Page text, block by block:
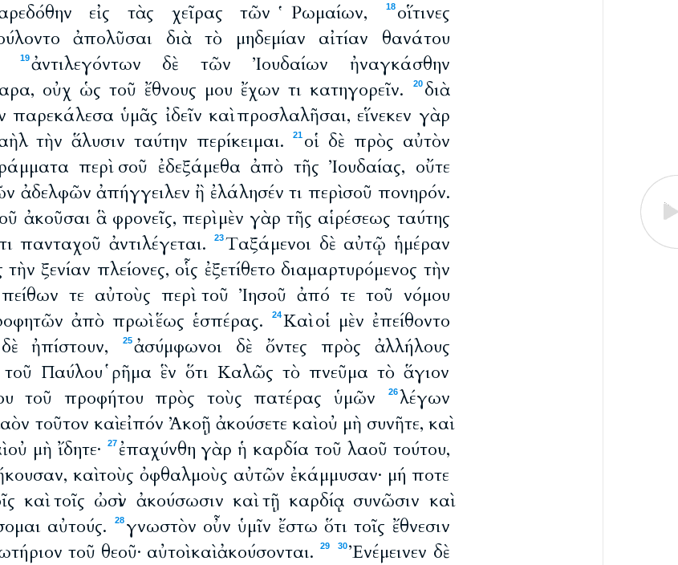
εἰς τὰς χεῖρας τῶν Ῥωμαίων,
18 οἵτινες
ἀπολῦσαι διὰ τὸ μηδεμίαν αἰτίαν θανάτου
19ἀντιλεγόντων δὲ τῶν Ἰουδαίων ἠναγκάσθην
οὐχ ὡς τοῦ ἔθνους μου ἔχων τι κατηγορεῖν.
20 διὰ
παρεκάλεσα ὑμᾶς ἰδεῖν καὶ προσλαλῆσαι, εἵνεκεν γὰρ
τὴν ἅλυσιν ταύτην περίκειμαι.
21 οἱ δὲ πρὸς αὐτὸν
περὶ σοῦ ἐδεξάμεθα ἀπὸ τῆς Ἰουδαίας, οὔτε
ἀδελφῶν ἀπήγγειλεν ἢ ἐλάλησέν τι περὶ σοῦ πονηρόν.
ἀκοῦσαι ἃ φρονεῖς, περὶ μὲν γὰρ τῆς αἱρέσεως ταύτης
πανταχοῦ ἀντιλέγεται.
23Ταξάμενοι δὲ αὐτῷ ἡμέραν
ξενίαν πλείονες, οἷς ἐξετίθετο διαμαρτυρόμενος τὴν
τε αὐτοὺς περὶ τοῦ Ἰησοῦ ἀπό τε τοῦ νόμου
ἀπὸ πρωὶ ἕως ἑσπέρας.
24 Καὶ οἱ μὲν ἐπείθοντο
ἠπίστουν,
25ἀσύμφωνοι δὲ ὄντες πρὸς ἀλλήλους
τοῦ Παύλου ῥῆμα ἓν ὅτι Καλῶς τὸ πνεῦμα τὸ ἅγιον
τοῦ προφήτου πρὸς τοὺς πατέρας ὑμῶν
26 λέγων
τοῦτον καὶ εἰπόν Ἀκοῇ ἀκούσετε καὶ οὐ μὴ συνῆτε, καὶ
μὴ ἴδητε·
27 ἐπαχύνθη γὰρ ἡ καρδία τοῦ λαοῦ τούτου,
καὶ τοὺς ὀφθαλμοὺς αὐτῶν ἐκάμμυσαν· μή ποτε
καὶ τοῖς ὠσὶν ἀκούσωσιν καὶ τῇ καρδίᾳ συνῶσιν καὶ
αὐτούς.
28 γνωστὸν οὖν ὑμῖν ἔστω ὅτι τοῖς ἔθνεσιν
τοῦ θεοῦ· αὐτοὶ καὶ ἀκούσονται.
29 30 Ἐνέμεινεν δὲ